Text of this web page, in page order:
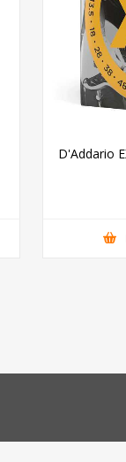
D'Addario